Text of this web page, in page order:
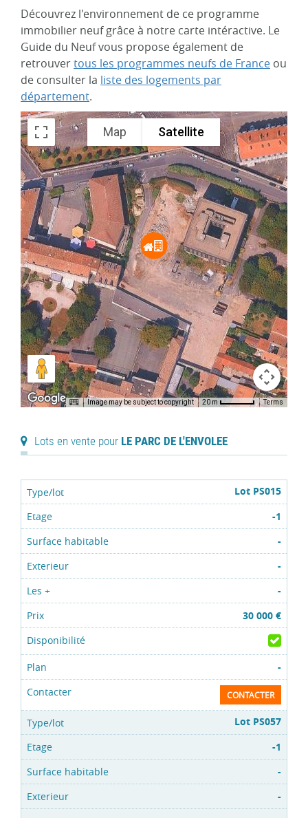
Découvrez l'environnement de ce programme
immobilier neuf grâce à notre carte intéractive. Le
Guide du Neuf vous propose également de
retrouvertous les programmes neufs de France ou
de consulter la liste des logements par
département.
Map Satellite
Image may be subject to copyright 20 m Terms
Lots en vente pour LE PARC DE L'ENVOLEE
Lot PS015
-1
-
-
-
30 000 €
-
CONTACTER
Lot PS057
-1
-
-